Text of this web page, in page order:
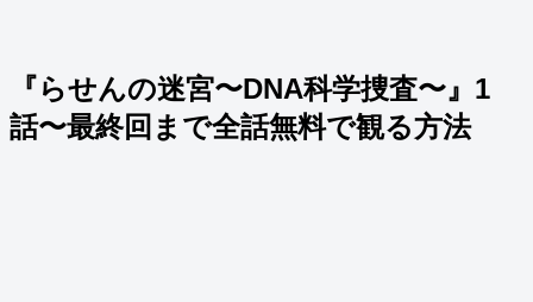
『らせんの迷宮〜DNA科学捜査〜』1
話〜最終回まで全話無料で観る方法